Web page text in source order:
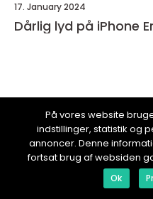
17. January 2024
På vores website
indstillinger, statistik og
annoncer. Denne
fortsat brug af websiden
Ok